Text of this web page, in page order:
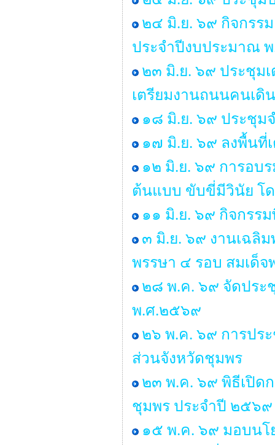
๒๔ มิ.ย. ๖๙ กิจกรรม
ประจำปีงบประมาณ
๒๓ มิ.ย. ๖๙ ประชุม
เตรียมงานถนนคนเดิ
๑๘ มิ.ย. ๖๙ ประชุม
๑๗ มิ.ย. ๖๙ ลงพื้นที่
๑๒ มิ.ย. ๖๙ การอบ
ต้นแบบ ขับขี่มีวินัย โ
๑๑ มิ.ย. ๖๙ กิจกรร
๓ มิ.ย. ๖๙ งานเฉลิ
พรรษา ๔ รอบ สมเด็จ
๒๘ พ.ค. ๖๙ จัดประ
พ.ศ.๒๕๖๙
๒๖ พ.ค. ๖๙ การปร
ส่วนจังหวัดชุมพร
๒๓ พ.ค. ๖๙ พิธีเปิด
ชุมพร ประจำปี ๒๕๖๙
๑๕ พ.ค. ๖๙ มอบนโ